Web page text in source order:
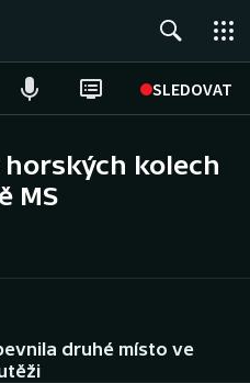
SLEDOVAT
kolech
MS
druhé místo ve